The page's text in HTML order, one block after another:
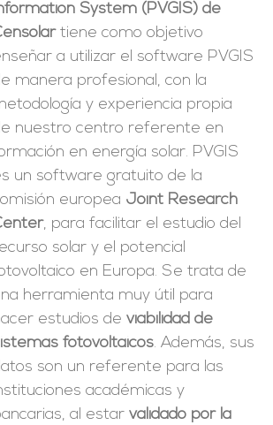
System (PVGIS) de
tiene como objetivo
a utilizar el software PVGIS
manera profesional, con la
y experiencia propia
nuestro centro referente en
en energía solar. PVGIS
un software gratuito de la
europea Joint Research
, para facilitar el estudio del
solar y el potencial
en Europa. Se trata de
herramienta muy útil para
estudios deviabilidad de
fotovoltaicos. Además, sus
son un referente para las
académicas y
al estarvalidado por la